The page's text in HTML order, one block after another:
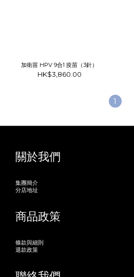
加衛苗 HPV 9合1 疫苗（3針）
HK$3,860.00
1
關於我們
集團簡介
分店地址
商品政策
條款與細則
退款政策